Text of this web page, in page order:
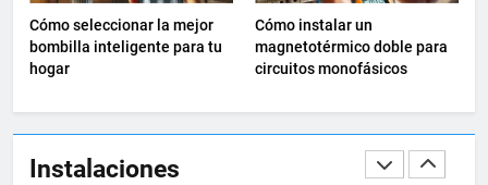
Cómo seleccionar la mejor
bombilla inteligente para tu
hogar
Cómo instalar un
magnetotérmico doble para
circuitos monofásicos
Instalaciones
oficinas
INSTALACIONES ELÉCTRICAS
tensión en instalaciones
eléctricas residenciales